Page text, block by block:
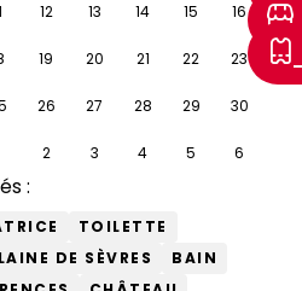
12 13 14 15 16
19 20 21 22 23
26 27 28 29 30
2 3 4 5 6
:
TOILETTE
DE SÈVRES
BAIN